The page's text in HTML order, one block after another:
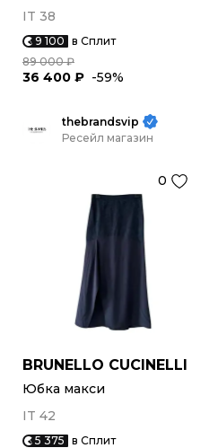
IT 38
9 100 в Сплит
89 000 ₽
36 400 ₽ -59%
thebrandsvip
Ресейл магазин
0
BRUNELLO CUCINELLI
Юбка макси
IT 42
5 375 в Сплит